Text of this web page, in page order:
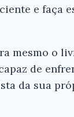
e faça
mesmo o
de
da sua